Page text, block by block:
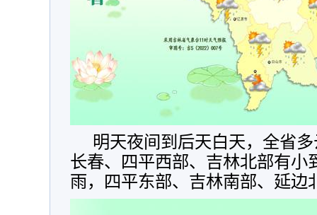
明天夜间到后天白天，全省
长春、四平西部、吉林北部有小
雨，四平东部、吉林南部、延边